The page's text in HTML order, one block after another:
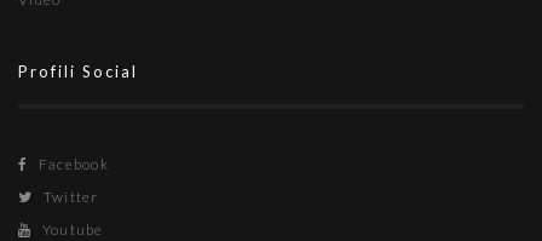
Profili Social
Facebook
Twitter
Youtube